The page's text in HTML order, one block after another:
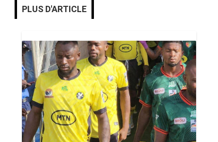
PLUS D'ARTICLE